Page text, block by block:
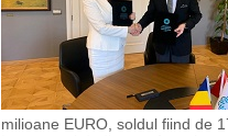
milioane EURO, soldul fiind de